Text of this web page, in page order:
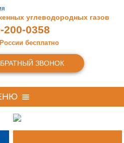
углеводородных газов
200-0358
бесплатно
ЗВОНОК